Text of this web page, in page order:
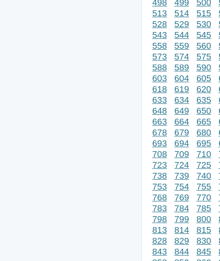
498
499 500
513
514 515
528
529 530
543
544 545
558
559 560
573
574 575
588
589 590
603
604 605
618
619 620
633
634 635
648
649 650
663
664 665
678
679 680
693
694 695
708
709 710
723
724 725
738
739 740
753
754 755
768
769 770
783
784 785
798
799 800
813
814 815
828
829 830
843
844 845